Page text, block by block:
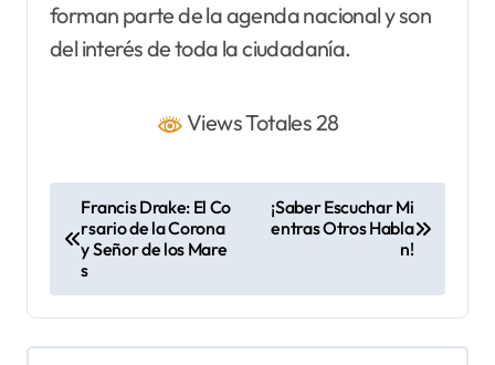
forman parte de la agenda nacional y son
del interés de toda la ciudadanía.
Views Totales 28
e
g
Francis Drake: El Co
rsario de la Corona
y Señor de los Mare
s
¡Saber Escuchar Mi
entras Otros Habla
n!